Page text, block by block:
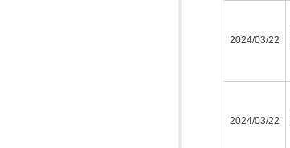
2024/03/22
2024/03/22